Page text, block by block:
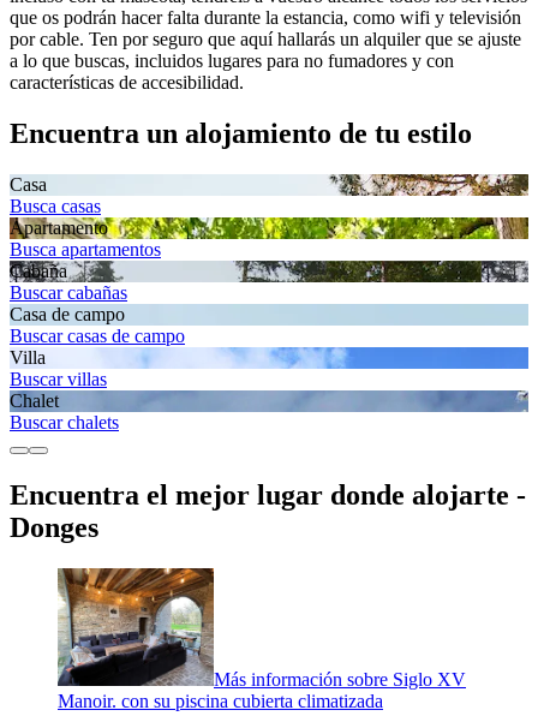
que os podrán hacer falta durante la estancia, como wifi y televisión
por cable. Ten por seguro que aquí hallarás un alquiler que se ajuste
a lo que buscas, incluidos lugares para no fumadores y con
características de accesibilidad.
Encuentra un alojamiento de tu estilo
Casa
Busca casas
Apartamento
Busca apartamentos
Cabaña
Buscar cabañas
Casa de campo
Buscar casas de campo
Villa
Buscar villas
Chalet
Buscar chalets
Encuentra el mejor lugar donde alojarte -
Donges
Más información sobre Siglo XV
Manoir. con su piscina cubierta climatizada